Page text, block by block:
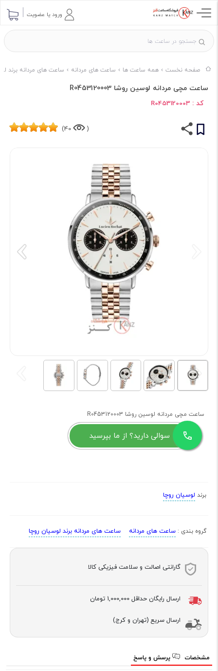
ورود یا عضویت
صفحه نخست همه ساعت ها ساعت های مردانه ساعت های مردانه برند
ساعت مچی مردانه لوسین روشا R0453120003
کد : R0453120003
(
40)
ساعت مچی مردانه لوسین روشا R0453120003
سوالی دارید؟ از ما بپرسید
برند لوسیان روچا
گروه بندی : ساعت های مردانه ساعت های مردانه برند لوسیان روچا
گارانتی اصالت و سلامت فیزیکی کالا
ارسال رایگان حداقل 1,000,000 تومان
ارسال سریع (تهران و کرج)
مشخصات پرسش و پاسخ